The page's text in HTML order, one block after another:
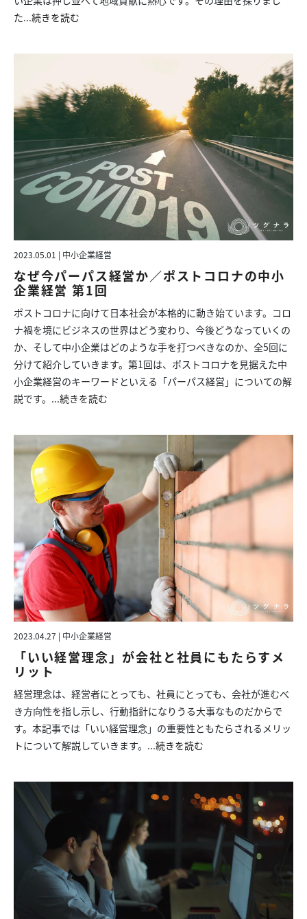
た...続きを読む
2023.05.01 | 中小企業経営
なぜ今パーパス経営か／ポストコロナの中小
企業経営 第1回
ポストコロナに向けて日本社会が本格的に動き始ています。コロ
ナ禍を境にビジネスの世界はどう変わり、今後どうなっていくの
か、そして中小企業はどのような手を打つべきなのか、全5回に
分けて紹介していきます。第1回は、ポストコロナを見据えた中
小企業経営のキーワードといえる「パーパス経営」についての解
説です。...続きを読む
2023.04.27 | 中小企業経営
「いい経営理念」が会社と社員にもたらすメ
リット
経営理念は、経営者にとっても、社員にとっても、会社が進むべ
き方向性を指し示し、行動指針になりうる大事なものだからで
す。本記事では「いい経営理念」の重要性ともたらされるメリッ
トについて解説していきます。...続きを読む